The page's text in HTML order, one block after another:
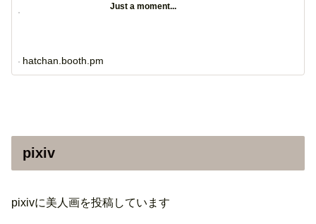
Just a moment...
hatchan.booth.pm
pixiv
pixivに美人画を投稿しています